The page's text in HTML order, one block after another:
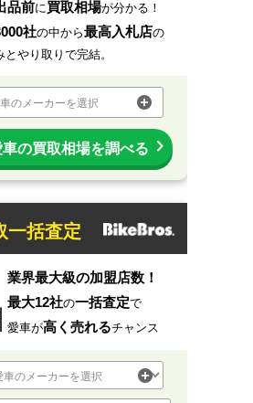
品前に買取相場が分かる！
社の中から最高入札店の
とやり取りで完結。
のメーカーを選択
車の買取相場を調べる
一括査定
業界最大級の加盟店数！
最大12社の一括査定で
愛車が高く売れるチャンス